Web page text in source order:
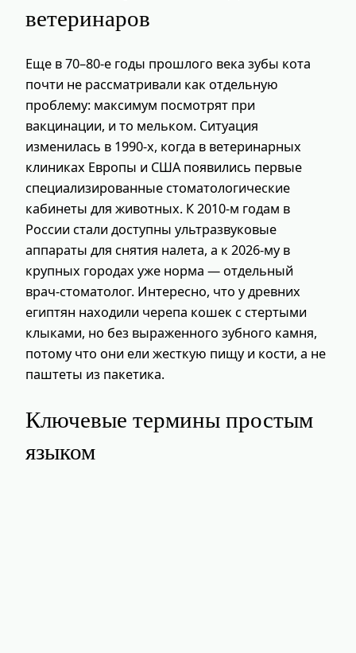
ветеринаров
Еще в 70–80‑е годы прошлого века зубы кота
почти не рассматривали как отдельную
проблему: максимум посмотрят при
вакцинации, и то мельком. Ситуация
изменилась в 1990‑х, когда в ветеринарных
клиниках Европы и США появились первые
специализированные стоматологические
кабинеты для животных. К 2010‑м годам в
России стали доступны ультразвуковые
аппараты для снятия налета, а к 2026‑му в
крупных городах уже норма — отдельный
врач‑стоматолог. Интересно, что у древних
египтян находили черепа кошек с стертыми
клыками, но без выраженного зубного камня,
потому что они ели жесткую пищу и кости, а не
паштеты из пакетика.
Ключевые термины простым
языком